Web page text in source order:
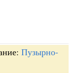
Пузырно-